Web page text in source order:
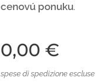
cenovú ponuku.
0,00 €
spese di spedizione escluse